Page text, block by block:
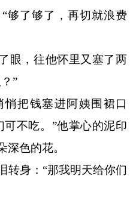
了够了，再切就浪费
，往他怀里又塞了两
”
把钱塞进阿姨围裙口
不吃。”他掌心的泥印
深色的花。
身：“那我明天给你们